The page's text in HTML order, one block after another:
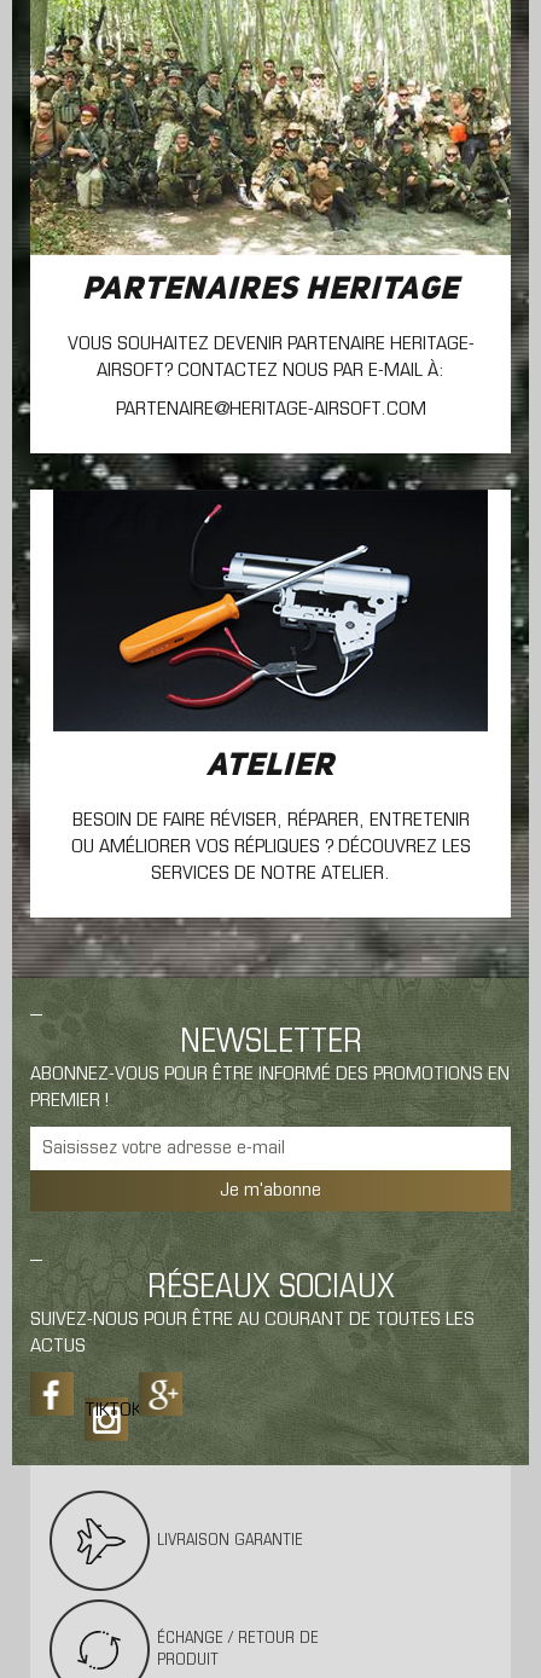
PARTENAIRES HERITAGE
VOUS SOUHAITEZ DEVENIR PARTENAIRE HERITAGE-
AIRSOFT? CONTACTEZ NOUS PAR E-MAIL À:
PARTENAIRE@HERITAGE-AIRSOFT.COM
ATELIER
BESOIN DE FAIRE RÉVISER, RÉPARER, ENTRETENIR
OU AMÉLIORER VOS RÉPLIQUES ? DÉCOUVREZ LES
SERVICES DE NOTRE ATELIER.
NEWSLETTER
ABONNEZ-VOUS POUR ÊTRE INFORMÉ DES PROMOTIONS EN
PREMIER !
Je m'abonne
RÉSEAUX SOCIAUX
SUIVEZ-NOUS POUR ÊTRE AU COURANT DE TOUTES LES
ACTUS
TIKTOK
LIVRAISON GARANTIE
ÉCHANGE / RETOUR DE
PRODUIT